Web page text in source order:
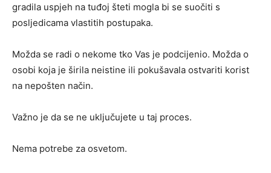
gradila uspjeh na tuđoj šteti mogla bi se suočiti s
posljedicama vlastitih postupaka.
Možda se radi o nekome tko Vas je podcijenio. Možda o
osobi koja je širila neistine ili pokušavala ostvariti korist
na nepošten način.
Važno je da se ne uključujete u taj proces.
Nema potrebe za osvetom.